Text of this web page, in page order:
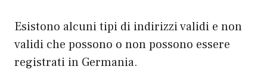
Esistono alcuni tipi di indirizzi validi e non
validi che possono o non possono essere
registrati in Germania.